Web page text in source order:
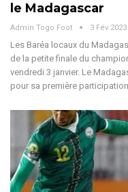
le Madagascar
Admin Togo Foot 3 Fév 2023
Les Baréa locaux du
de la petite finale du
vendredi 3 janvier. Le
pour sa première